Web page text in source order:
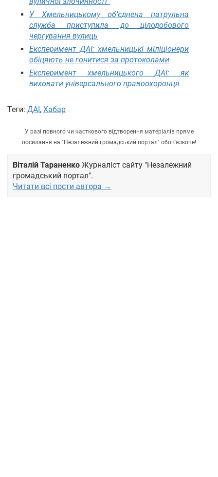
У Хмельницькому об’єднена патрульна
служба приступила до цілодобового
чергування вулиць
Експеримент ДАІ: хмельницькі міліціонери
обіцяють не гонитися за протоколами
Експеримент хмельницького ДАІ: як
виховати універсального правоохоронця
Теги: ДАІ, Хабар
У разі повного чи часткового відтворення матеріалів пряме
посилання на "Незалежний громадський портал" обов'язкове!
Віталій Тараненко Журналіст сайту "Незалежний
громадський портал".
Читати всі пости автора →